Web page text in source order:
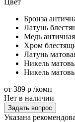
Бронза
Латунь
Медь античная
Хром
Латунь
Никель
Никель
от 389 р /комп
Нет в наличии
Задать вопрос
Указана